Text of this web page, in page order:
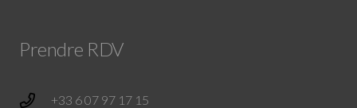
Prendre RDV
+33 6 07 97 17 15